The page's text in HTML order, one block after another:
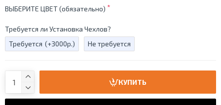
ВЫБЕРИТЕ ЦВЕТ (обязательно)
Требуется ли Установка Чехлов?
Требуется (+3000р.) Не требуется
КУПИТЬ